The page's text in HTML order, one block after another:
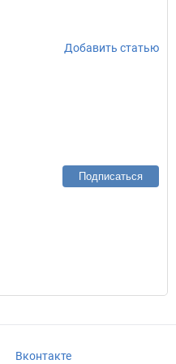
Добавить статью
Подписаться
Вконтакте